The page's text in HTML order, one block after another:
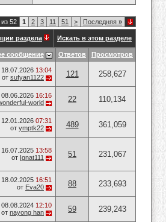
52 1 2 3 11 51 > Последняя »
раздела Искать в этом разделе
сообщение Ответов Просмотров
18.07.2026 13:04
от sufyan1122 121 258,627
08.06.2026 16:16
world 22 110,134
12.01.2026 07:31
от ymptk22 489 361,059
16.07.2025 13:58
от Ignat111 51 231,067
18.02.2025 16:51
от Eva20 88 233,693
08.08.2024 12:10
от nayong han 59 239,243